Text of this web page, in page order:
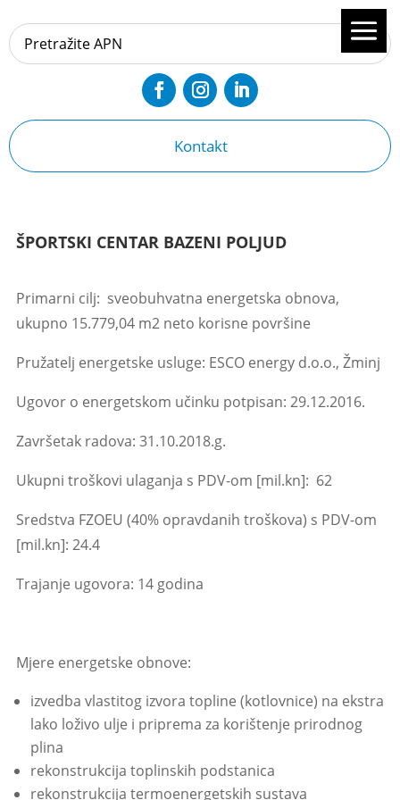
Kontakt
ŠPORTSKI CENTAR BAZENI POLJUD
Primarni cilj: sveobuhvatna energetska obnova,
ukupno 15.779,04 m2 neto korisne površine
Pružatelj energetske usluge: ESCO energy d.o.o., Žminj
Ugovor o energetskom učinku potpisan: 29.12.2016.
Završetak radova: 31.10.2018.g.
Ukupni troškovi ulaganja s PDV-om [mil.kn]: 62
Sredstva FZOEU (40% opravdanih troškova) s PDV-om
[mil.kn]: 24.4
Trajanje ugovora: 14 godina
Mjere energetske obnove:
izvedba vlastitog izvora topline (kotlovnice) na ekstra
lako loživo ulje i priprema za korištenje prirodnog
plina
rekonstrukcija toplinskih podstanica
rekonstrukcija termoenergetskih sustava